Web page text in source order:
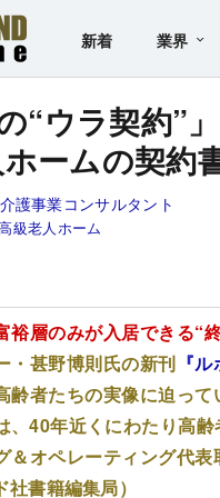
新着 業界
“ウラ契約”
ームの契約
護事業コンサルタント
級老人ホーム
裕層のみが入居できる“
・甚野博則氏の新刊 『
者たちの実像に迫って
、40年近くにわたり高
＆オペレーティング代
書籍編集局）